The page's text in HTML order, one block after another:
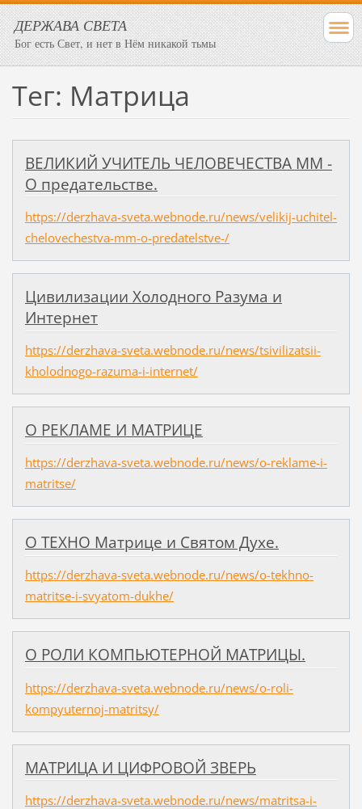
ДЕРЖАВА СВЕТА
Бог есть Свет, и нет в Нём никакой тьмы
Тег: Матрица
ВЕЛИКИЙ УЧИТЕЛЬ ЧЕЛОВЕЧЕСТВА ММ -
О предательстве.
https://derzhava-sveta.webnode.ru/news/velikij-uchitel-
chelovechestva-mm-o-predatelstve-/
Цивилизации Холодного Разума и
Интернет
https://derzhava-sveta.webnode.ru/news/tsivilizatsii-
kholodnogo-razuma-i-internet/
О РЕКЛАМЕ И МАТРИЦЕ
https://derzhava-sveta.webnode.ru/news/o-reklame-i-
matritse/
О ТЕХНО Матрице и Святом Духе.
https://derzhava-sveta.webnode.ru/news/o-tekhno-
matritse-i-svyatom-dukhe/
О РОЛИ КОМПЬЮТЕРНОЙ МАТРИЦЫ.
https://derzhava-sveta.webnode.ru/news/o-roli-
kompyuternoj-matritsy/
МАТРИЦА И ЦИФРОВОЙ ЗВЕРЬ
https://derzhava-sveta.webnode.ru/news/matritsa-i-